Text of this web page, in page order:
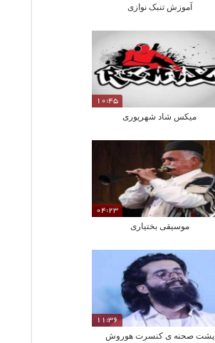
آموزش تنبک نوازی
10:45
میکس شاد شهریوری
04:23
موسیقی بختیاری
11:36
پشت صحنه ی کنسرت هوروش